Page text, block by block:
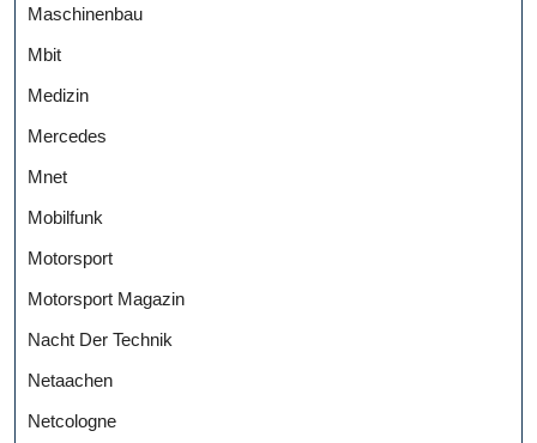
Maschinenbau
Mbit
Medizin
Mercedes
Mnet
Mobilfunk
Motorsport
Motorsport Magazin
Nacht Der Technik
Netaachen
Netcologne